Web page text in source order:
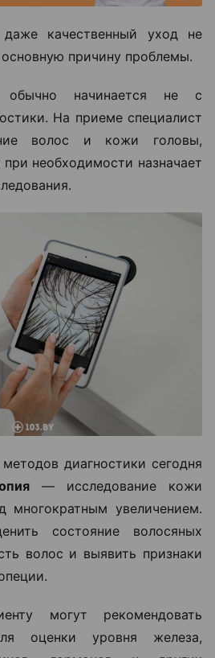
качественный уход не
основную причину проблемы.
обычно начинается не с
На приеме специалист
волос и кожи головы,
необходимости назначает
диагностики сегодня
— исследование кожи
многократным увеличением.
состояние волосяных
волос и выявить признаки
могут рекомендовать
оценки уровня железа,